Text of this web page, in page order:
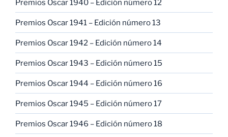
Premios Oscar 1940 – Edición número 12
Premios Oscar 1941 – Edición número 13
Premios Oscar 1942 – Edición número 14
Premios Oscar 1943 – Edición número 15
Premios Oscar 1944 – Edición número 16
Premios Oscar 1945 – Edición número 17
Premios Oscar 1946 – Edición número 18